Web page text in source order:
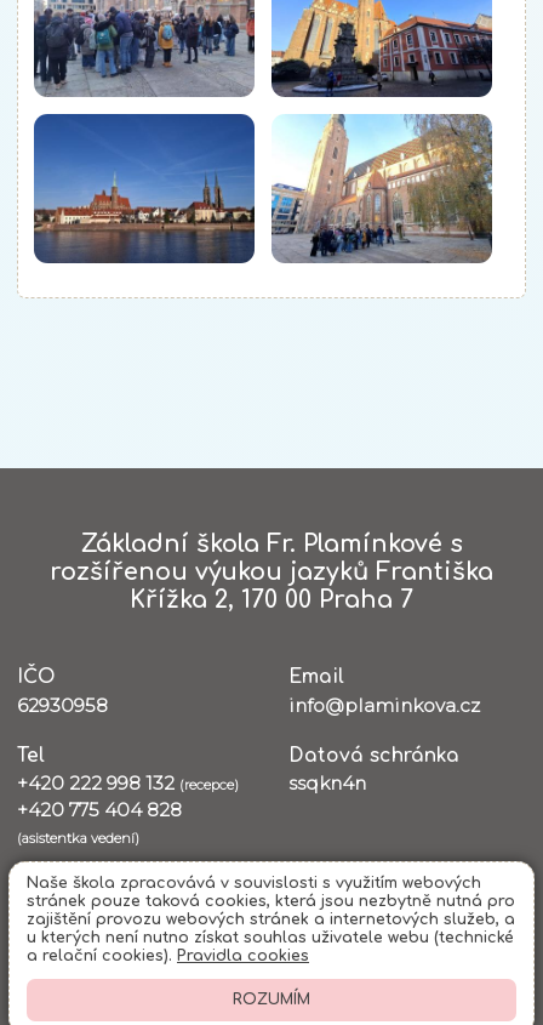
Základní škola Fr. Plamínkové s
rozšířenou výukou jazyků Františka
Křížka 2, 170 00 Praha 7
IČO
62930958
Email
info@plaminkova.cz
Tel
+420 222 998 132 (recepce)
+420 775 404 828
(asistentka vedení)
Datová schránka
ssqkn4n
Všechna práva vyhrazena. Copyright © 2026 |Mapa stránek|Kontakty
Přihlásit |Prohlášení o přístupnosti |Pravidla COOKIES |GDPR
Naše škola zpracovává v souvislosti s využitím webových
stránek pouze taková cookies, která jsou nezbytně nutná pro
zajištění provozu webových stránek a internetových služeb, a
u kterých není nutno získat souhlas uživatele webu (technické
a relační cookies). Pravidla cookies
ROZUMÍM